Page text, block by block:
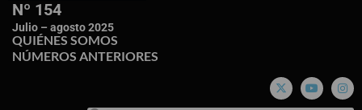
Nº 154
Julio – agosto 2025
QUIÉNES SOMOS
NÚMEROS ANTERIORES